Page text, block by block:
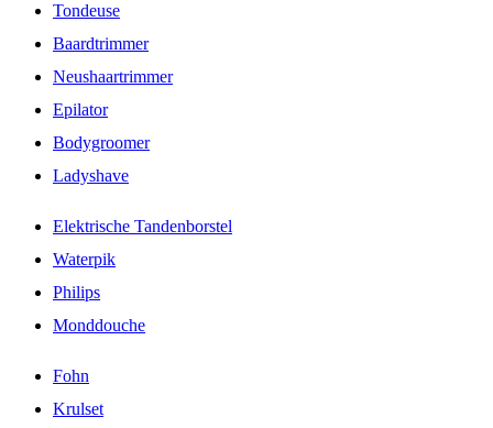
Tondeuse
Baardtrimmer
Neushaartrimmer
Epilator
Bodygroomer
Ladyshave
Elektrische Tandenborstel
Waterpik
Philips
Monddouche
Fohn
Krulset